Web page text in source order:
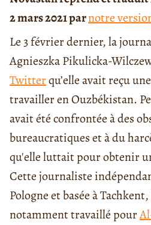
2 mars 2021 parnotre
Le 3 février dernier, la
Agnieszka Pikulicka-
Twitterqu’elle avait reçu
travailler en Ouzbékistan.
avait été confrontée à des
bureaucratiques et à du
qu'elle luttait pour obtenir
Cette journaliste
Pologne et basée à
notamment travaillé pour